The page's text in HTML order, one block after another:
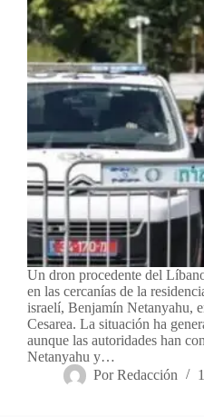
Un dron procedente del
en las cercanías de la
israelí, Benjamín Netanyahu,
Cesarea. La situación ha
aunque las autoridades han
Netanyahu y…
Por Redacción